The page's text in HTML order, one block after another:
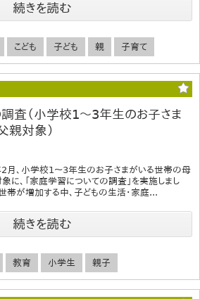
続きを読む
こども 子ども 親 子育て
査（小学校1～3年生のお子さま
親対象）
月、小学校1～3年生のお子さまがいる世帯の母
、「家庭学習についての調査」を実施しまし
帯が増加する中、子どもの生活・家庭...
続きを読む
教育 小学生 親子